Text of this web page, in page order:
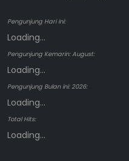
Pengunjung Hari ini:
Loading...
Pengunjung Kemarin: August:
Loading...
Pengunjung Bulan ini: 2026:
Loading...
Total Hits:
Loading...